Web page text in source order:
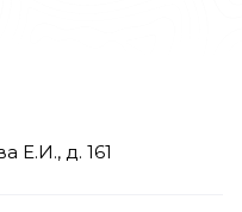
Е.И., д. 161